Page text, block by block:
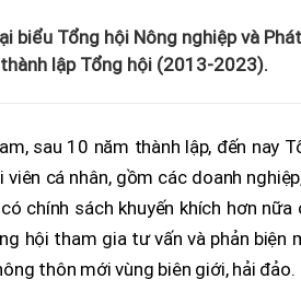
biểu Tổng hội Nông nghiệp và Phát
lập Tổng hội (2013-2023).
sau 10 năm thành lập, đến nay
cá nhân, gồm các doanh
chính sách khuyến khích hơn nữa
hội tham gia tư vấn và phản biện
thôn mới vùng biên giới, hải đảo.